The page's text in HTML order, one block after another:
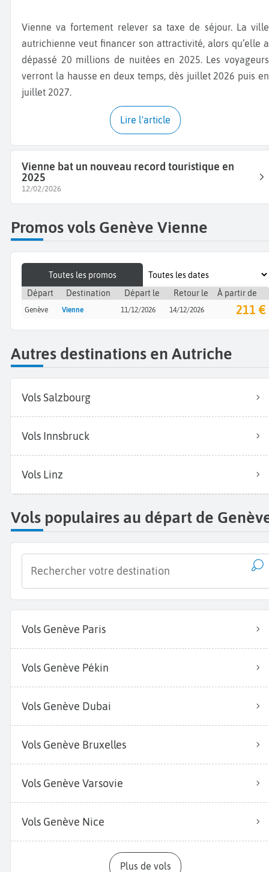
Vienne va fortement relever sa taxe de séjour. La ville
autrichienne veut financer son attractivité, alors qu’elle a
dépassé 20 millions de nuitées en 2025. Les voyageurs
verront la hausse en deux temps, dès juillet 2026 puis en
juillet 2027.
Lire l'article
Vienne bat un nouveau record touristique en
2025
12/02/2026
Promos vols Genève Vienne
Toutes les promos
Départ
Destination Départ le Retour le À partir de
Genève Vienne 11/12/2026 14/12/2026 211 €
Autres destinations en Autriche
Vols Salzbourg
Vols Innsbruck
Vols Linz
Vols populaires au départ de
Vols Genève Paris
Vols Genève Pékin
Vols Genève Dubai
Vols Genève Bruxelles
Vols Genève Varsovie
Vols Genève Nice
Plus de vols